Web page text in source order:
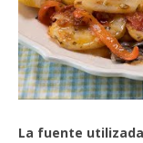
La fuente utilizada